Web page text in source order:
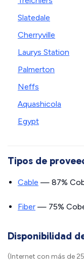
Slatedale
Cherryville
Laurys Station
Palmerton
Neffs
Aquashicola
Egypt
Tipos de
Cable — 87%
Fiber — 75%
Disponibilidad
(Internet con más de